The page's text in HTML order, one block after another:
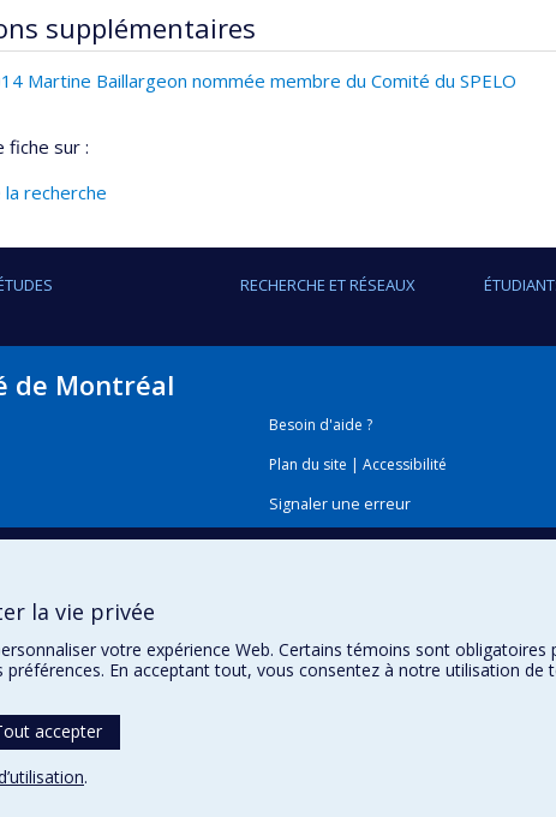
supplémentaires
Martine Baillargeon nommée membre du Comité du SPELO
fiche sur :
recherche
RECHERCHE ET RÉSEAUX
de Montréal
Besoin d'aide ?
Plan du site |Accessibilité
Signaler une erreur
la vie privée
votre expérience Web. Certains témoins sont
préférences. En acceptant tout, vous consentez à notre utilisation
accepter
.